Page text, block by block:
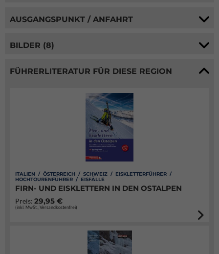
AUSGANGSPUNKT / ANFAHRT
BILDER (8)
FÜHRERLITERATUR FÜR DIESE REGION
ITALIEN / ÖSTERREICH / SCHWEIZ / EISKLETTERFÜHRER /
HOCHTOURENFÜHRER / EISFÄLLE
FIRN- UND EISKLETTERN IN DEN OSTALPEN
Preis: 29,95 €
(inkl. MwSt., Versandkostenfrei)